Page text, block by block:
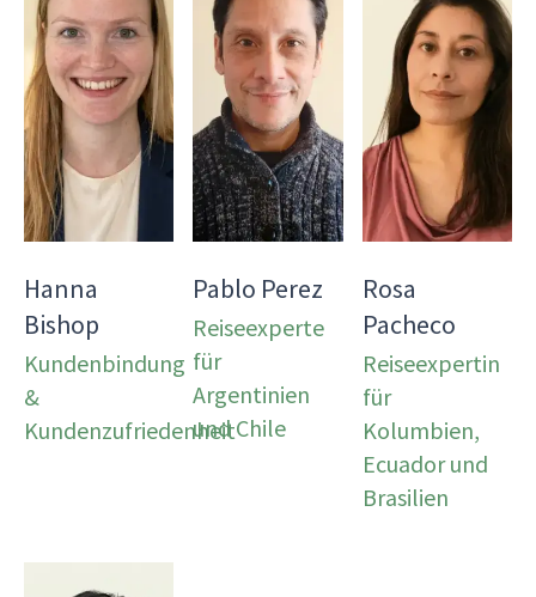
Hanna
Bishop
Kundenbindung
&
Kundenzufriedenheit
Pablo Perez
Reiseexperte
für
Argentinien
und Chile
Rosa
Pacheco
Reiseexpertin
für
Kolumbien,
Ecuador und
Brasilien